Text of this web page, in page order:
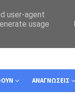
ΑΝΑΓΝΩΣΕΙΣ
user-agent
usage